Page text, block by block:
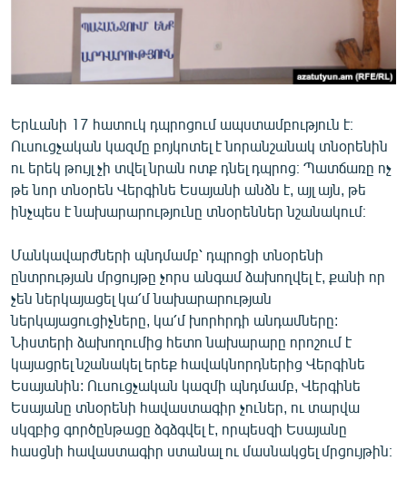
ՄԵԿՆԱԲԱՆՈՒԹՅՈՒՆ
ՏՏ ԵՒ ԻՆՏԵՐՆԵՏ
ԱՐԽԻՎ
ՏԵՍԱՆՅՈՒԹԵՐ
ԲԱՆԱՎԵՃ
ՁԳՏԵԼՈՎ ԼԱՎԱԳՈՒՅՆԻՆ
ՓՈԴՔԱՍԹ
Հայերեն
English
Русский
ՀԵՏԵՎԵՔ ՄԵԶ
Երևանի 17 հատուկ դպրոցում ապստամբություն է։
Ուսուցչական կազմը բոյկոտել է նորանշանակ տնօրենին
ու երեկ թույլ չի տվել նրան ոտք դնել դպրոց։ Պատճառը ոչ
թե նոր տնօրեն Վերգինե Եսայանի անձն է, այլ այն, թե
ինչպես է նախարարությունը տնօրեններ նշանակում։
Մանկավարժների պնդմամբ՝ դպրոցի տնօրենի
ընտրության մրցույթը չորս անգամ ձախողվել է, քանի որ
չեն ներկայացել կա՛մ նախարարության
ներկայացուցիչները, կա՛մ խորհրդի անդամները:
Նիստերի ձախողումից հետո նախարարը որոշում է
կայացրել նշանակել երեք հավակնորդներից Վերգինե
Եսայանին: Ուսուցչական կազմի պնդմամբ, Վերգինե
Եսայանը տնօրենի հավաստագիր չուներ, ու տարվա
սկզբից գործընթացը ձգձգվել է, որպեսզի Եսայանը
հասցնի հավաստագիր ստանալ ու մասնակցել մրցույթին։